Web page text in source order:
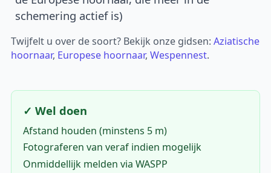
schemering actief is)
Twijfelt u over de soort? Bekijk onze gidsen:Aziatische
hoornaar, Europese hoornaar,Wespennest.
✓ Wel doen
Afstand houden (minstens 5 m)
Fotograferen van veraf indien mogelijk
Onmiddellijk melden via WASPP